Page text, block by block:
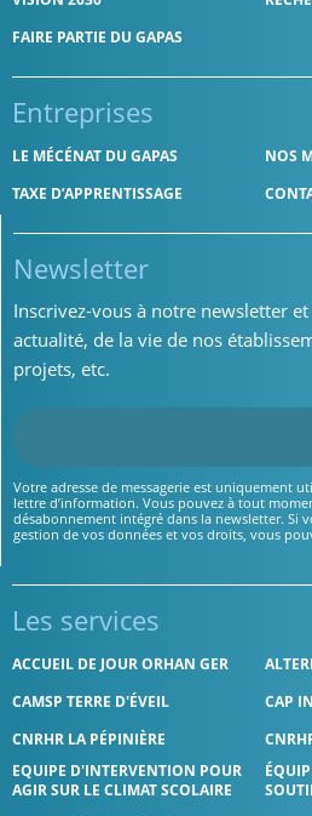
FAIRE PARTIE DU GAPAS
Entreprises
LE MÉCÉNAT DU GAPAS
NOS
TAXE D’APPRENTISSAGE
Newsletter
Inscrivez-vous à notre newsletter
actualité, de la vie de nos
projets, etc.
Votre adresse de messagerie est uniquement
lettre d’information. Vous pouvez à tout
désabonnement intégré dans la newsletter. Si
gestion de vos données et vos droits, vous
Les services
ACCUEIL DE JOUR ORHAN GER
CAMSP TERRE D'ÉVEIL
CAP
CNRHR LA PÉPINIÈRE
EQUIPE D'INTERVENTION POUR
AGIR SUR LE CLIMAT SCOLAIRE